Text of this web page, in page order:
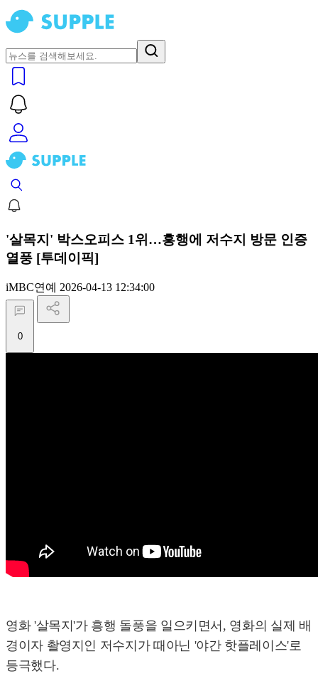
'살목지' 박스오피스 1위…흥행에 저수지 방문 인증
열풍 [투데이픽]
iMBC연예 2026-04-13 12:34:00
0
영화 '살목지'가 흥행 돌풍을 일으키면서, 영화의 실제 배
경이자 촬영지인 저수지가 때아닌 '야간 핫플레이스'로
등극했다.